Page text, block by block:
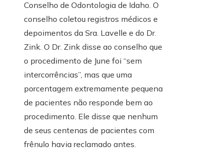
Conselho de Odontologia de Idaho. O
conselho coletou registros médicos e
depoimentos da Sra. Lavelle e do Dr.
Zink. O Dr. Zink disse ao conselho que
o procedimento de June foi “sem
intercorrências”, mas que uma
porcentagem extremamente pequena
de pacientes não responde bem ao
procedimento. Ele disse que nenhum
de seus centenas de pacientes com
frênulo havia reclamado antes.